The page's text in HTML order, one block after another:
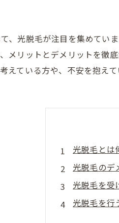
、光脱毛が注目を集めてい
メリットとデメリットを徹
えている方や、不安を抱え
光脱毛とは
光脱毛のデ
光脱毛を受
光脱毛を行